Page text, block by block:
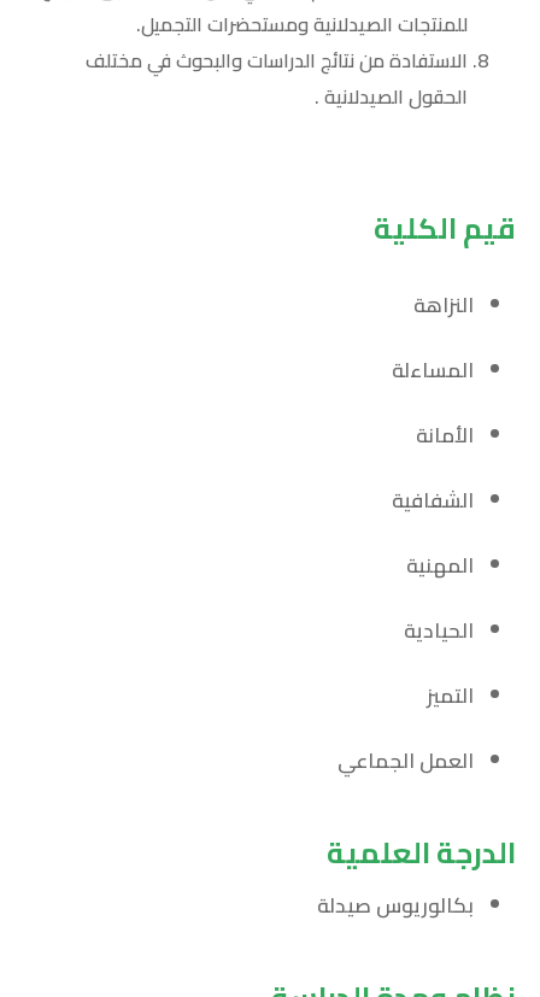
للمنتجات الصيدلانية ومستحضرات التجميل.
الاستفادة من نتائج الدراسات والبحوث في مختلف
الحقول الصيدلانية .
قيم الكلية
النزاهة
المساءلة
الأمانة
الشفافية
المهنية
الحيادية
التميز
العمل الجماعي
الدرجة العلمية
بكالوريوس صيدلة